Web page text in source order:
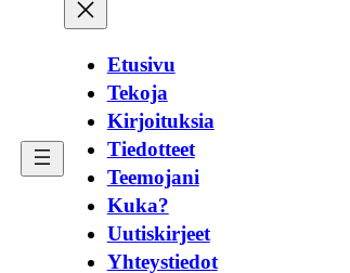
Etusivu
Tekoja
Kirjoituksia
Tiedotteet
Teemojani
Kuka?
Uutiskirjeet
Yhteystiedot